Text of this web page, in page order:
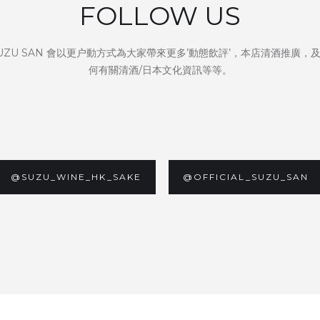
FOLLOW US
SAN 會以更户動方式為大家帶來更多’動態飲評’，本店清酒推廣，
何有關清酒/日本文化資訊等等。
@SUZU_WINE_HK_SAKE @OFFICIAL_SUZU_SAN